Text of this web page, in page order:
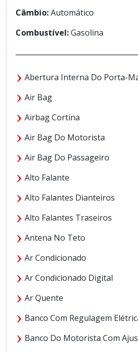
Câmbio:Automático
Combustível:Gasolina
Abertura Interna Do Porta-
Air Bag
Airbag Cortina
Air Bag Do Motorista
Air Bag Do Passageiro
Alto Falante
Alto Falantes Dianteiros
Alto Falantes Traseiros
Antena No Teto
Ar Condicionado
Ar Condicionado Digital
Ar Quente
Banco Com Regulagem
Banco Do Motorista Com